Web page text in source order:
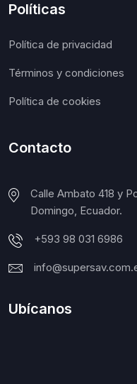
Políticas
Política de privacidad
Términos y condiciones
Política de cookies
Contacto
Calle Ambato 418 y
Domingo, Ecuador.
+593 98 031 6986
Ubícanos